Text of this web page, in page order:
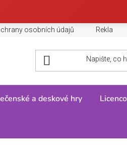
osobních údajů
a deskové hry